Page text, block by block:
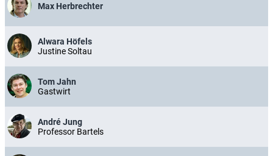
Max Herbrechter
Alwara Höfels
Justine Soltau
Tom Jahn
Gastwirt
André Jung
Professor Bartels